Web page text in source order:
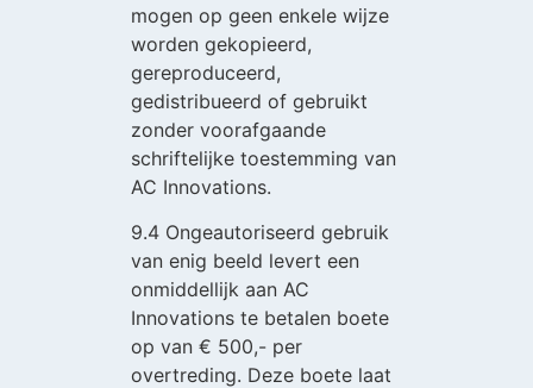
mogen op geen enkele wijze
worden gekopieerd,
gereproduceerd,
gedistribueerd of gebruikt
zonder voorafgaande
schriftelijke toestemming van
AC Innovations.
9.4 Ongeautoriseerd gebruik
van enig beeld levert een
onmiddellijk aan AC
Innovations te betalen boete
op van € 500,- per
overtreding. Deze boete laat